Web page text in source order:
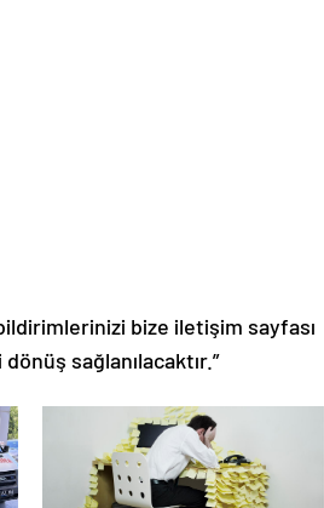
bize iletişim sayfası
sağlanılacaktır.”